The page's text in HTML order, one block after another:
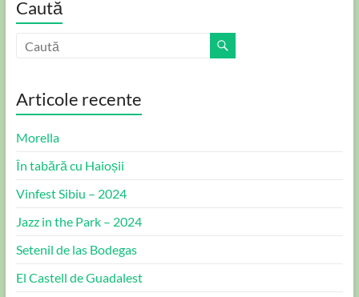
Caută
Articole recente
Morella
În tabără cu Haioșii
Vinfest Sibiu – 2024
Jazz in the Park – 2024
Setenil de las Bodegas
El Castell de Guadalest